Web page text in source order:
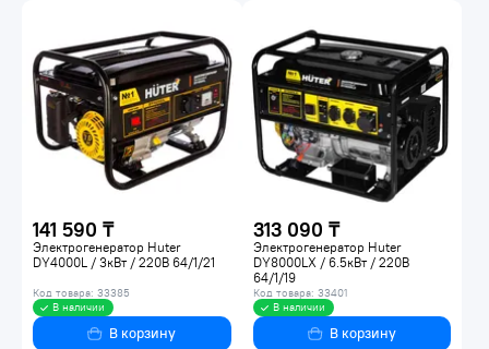
141 590 ₸
Электрогенератор Huter
DY4000L / 3кВт / 220В 64/1/21
Код товара: 33385
В наличии
В корзину
313 090 ₸
Электрогенератор Huter
DY8000LX / 6.5кВт / 220В
64/1/19
Код товара: 33401
В наличии
В корзину